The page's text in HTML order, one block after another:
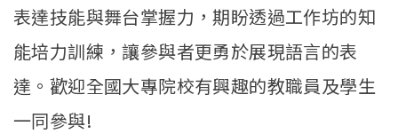
表達技能與舞台掌握力，期盼透過工作坊的知
能培力訓練，讓參與者更勇於展現語言的表
達。歡迎全國大專院校有興趣的教職員及學生
一同參與!